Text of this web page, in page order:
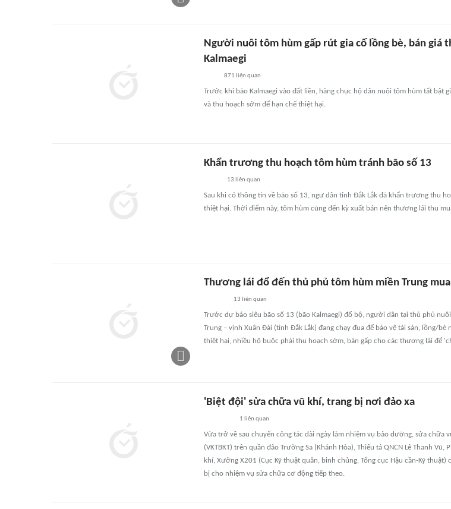
Người nuôi tôm hùm gấp rút gia cố lồng bè, bán giá
Kalmaegi
871 liên quan
Trước khi bão Kalmaegi vào đất liền, hàng chục hộ dân nuôi tôm hùm tất bật
và thu hoạch sớm để hạn chế thiệt hại.
Khẩn trương thu hoạch tôm hùm tránh bão số 13
13 liên quan
Sau khi có thông tin về bão số 13, ngư dân tỉnh Đắk Lắk đã khẩn trương thu
thiệt hại. Thời điểm này, tôm hùm cũng đến kỳ xuất bán nên thương lái thu
Thương lái đổ đến thủ phủ tôm hùm miền Trung
13 liên quan
Trước dự báo siêu bão số 13 (bão Kalmaegi) đổ bộ, người dân tại thủ phủ
Trung – vịnh Xuân Đài (tỉnh Đắk Lắk) đang chạy đua để bảo vệ tài sản, lồng/bè
thiệt hại, nhiều hộ buộc phải thu hoạch sớm, bán gấp cho các thương lái để
'Biệt đội' sửa chữa vũ khí, trang bị nơi đảo xa
1 liên quan
Vừa trở về sau chuyến công tác dài ngày làm nhiệm vụ bảo dưỡng, sửa chữa
(VKTBKT) trên quần đảo Trường Sa (Khánh Hòa), Thiếu tá QNCN Lê Thanh Vũ,
khí, Xưởng X201 (Cục Kỹ thuật quân, binh chủng, Tổng cục Hậu cần-Kỹ thuật)
bị cho nhiệm vụ sửa chữa cơ động tiếp theo.